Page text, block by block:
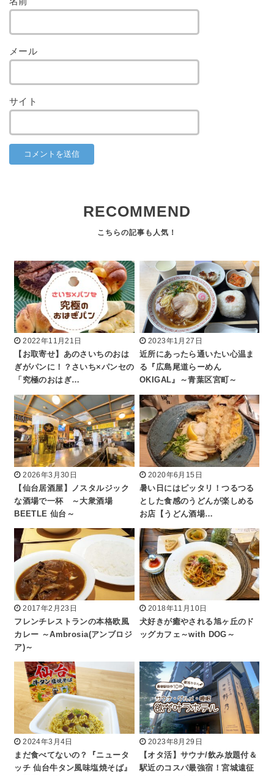
メール
サイト
RECOMMEND
2022年11月21日
【お取寄せ】あのさいちのおは
ぎがパンに！？さいち×パンセの
「究極のおはぎ…
2023年1月27日
近所にあったら通いたい心温ま
る『広島尾道らーめん
OKIGAL』～青葉区宮町～
2026年3月30日
【仙台居酒屋】ノスタルジック
な酒場で一杯 ～大衆酒場
BEETLE 仙台～
2020年6月15日
暑い日にはピッタリ！つるつる
とした食感のうどんが楽しめる
お店【うどん酒場…
2017年2月23日
フレンチレストランの本格欧風
カレー ～Ambrosia(アンブロジ
ア)～
2018年11月10日
犬好きが癒やされる旭ヶ丘のド
ッグカフェ～with DOG～
2024年3月4日
まだ食べてないの？『ニュータ
ッチ 仙台牛タン風味塩焼そば』
2023年8月29日
【オタ活】サウナ/飲み放題付＆
駅近のコスパ最強宿！宮城遠征